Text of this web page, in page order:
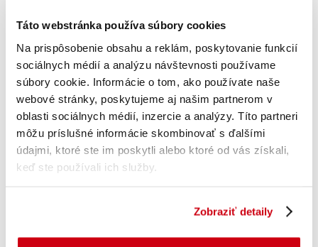
Táto webstránka používa súbory cookies
Na prispôsobenie obsahu a reklám, poskytovanie funkcií
sociálnych médií a analýzu návštevnosti používame
súbory cookie. Informácie o tom, ako používate naše
webové stránky, poskytujeme aj našim partnerom v
oblasti sociálnych médií, inzercie a analýzy. Títo partneri
môžu príslušné informácie skombinovať s ďalšími
údajmi, ktoré ste im poskytli alebo ktoré od vás získali,
keď ste používali ich služby.
Zobraziť detaily
+421 45 555 1111
info.maspoma@maspoma.sk
Pondelok – Piatok: 08:00 – 14:30
+421 918 891 794
sklad.zvolen@maspoma.sk
Obchodné podmienky